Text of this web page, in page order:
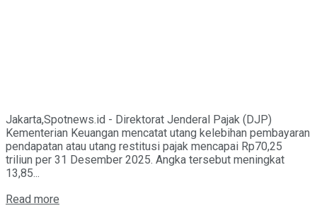
Jakarta,Spotnews.id - Direktorat Jenderal Pajak (DJP)
Kementerian Keuangan mencatat utang kelebihan pembayaran
pendapatan atau utang restitusi pajak mencapai Rp70,25
triliun per 31 Desember 2025. Angka tersebut meningkat
13,85...
Read more